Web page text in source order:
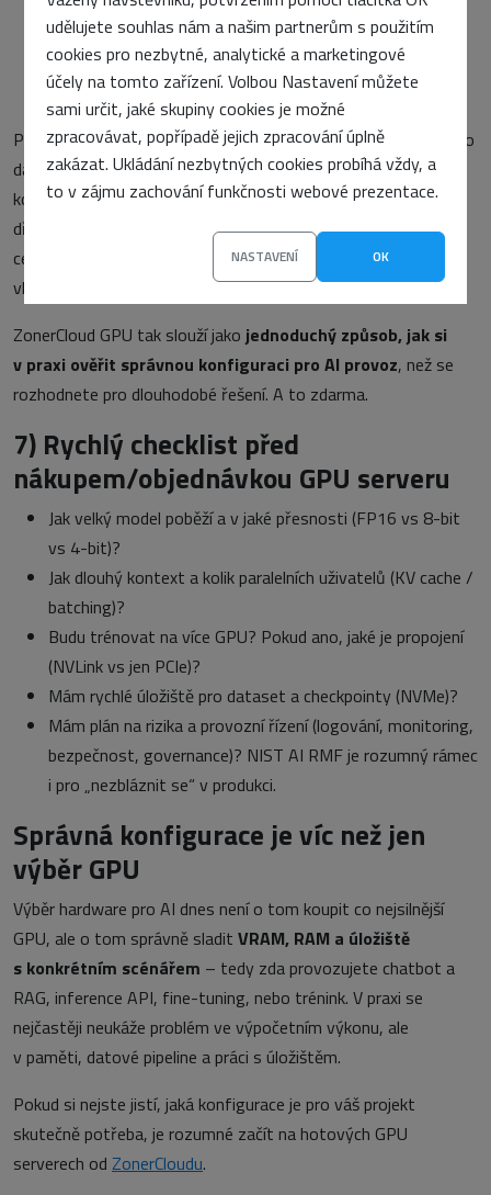
udělujete souhlas nám a našim partnerům s použitím
cookies pro nezbytné, analytické a marketingové
účely na tomto zařízení. Volbou Nastavení můžete
sami určit, jaké skupiny cookies je možné
zpracovávat, popřípadě jejich zpracování úplně
zakázat. Ukládání nezbytných cookies probíhá vždy, a
to v zájmu zachování funkčnosti webové prezentace.
NASTAVENÍ OK
testujete různé velikosti modelů a kvantizaci,
nebo plánujete fine-tuning, ale nevíte, jak velká VRAM a
konfigurace vám bude stačit.
Praktickým přínosem je, že si velmi rychle ověříte, zda vám pro
daný scénář stačí jedna GPU, nebo už potřebujete silnější
konfiguraci, zároveň neinvestujete do vlastního hardware
dříve, než skutečně znáte reálnou zátěž a chování aplikace, a
celý provoz navíc běží v českém prostředí bez nutnosti řešit
vlastní infrastrukturu a její správu.
ZonerCloud GPU tak slouží jako jednoduchý způsob, jak si
v praxi ověřit správnou konfiguraci pro AI provoz, než se
rozhodnete pro dlouhodobé řešení. A to zdarma.
7) Rychlý checklist před
nákupem/objednávkou GPU serveru
Jak velký model poběží a v jaké přesnosti (FP16 vs 8-bit
vs 4-bit)?
Jak dlouhý kontext a kolik paralelních uživatelů (KV cache /
batching)?
Budu trénovat na více GPU? Pokud ano, jaké je propojení
(NVLink vs jen PCIe)?
Mám rychlé úložiště pro dataset a checkpointy (NVMe)?
Mám plán na rizika a provozní řízení (logování, monitoring,
bezpečnost, governance)? NIST AI RMF je rozumný rámec
i pro „nezbláznit se“ v produkci.
Správná konfigurace je víc než jen
výběr GPU
Výběr hardware pro AI dnes není o tom koupit co nejsilnější
GPU, ale o tom správně sladit VRAM, RAM a úložiště
s konkrétním scénářem – tedy zda provozujete chatbot a
RAG, inference API, fine-tuning, nebo trénink. V praxi se
nejčastěji neukáže problém ve výpočetním výkonu, ale
v paměti, datové pipeline a práci s úložištěm.
Pokud si nejste jistí, jaká konfigurace je pro váš projekt
skutečně potřeba, je rozumné začít na hotových GPU
serverech od ZonerCloudu.